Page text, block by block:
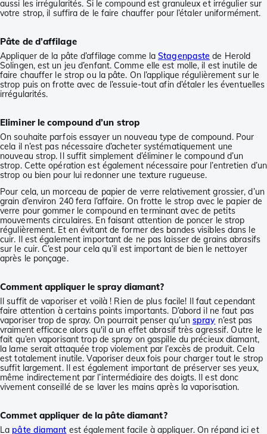
aussi les irrégularités. Si le compound est granuleux et irrégulier sur
votre strop, il suffira de le faire chauffer pour l’étaler uniformément.
Pâte de d’affilage
Appliquer de la pâte d’affilage comme laStagenpaste de Herold
Solingen, est un jeu d’enfant. Comme elle est molle, il est inutile de
faire chauffer le strop ou la pâte. On l’applique régulièrement sur le
strop puis on frotte avec de l’essuie-tout afin d’étaler les éventuelles
irrégularités.
Eliminer le compound d’un strop
On souhaite parfois essayer un nouveau type de compound. Pour
cela il n’est pas nécessaire d’acheter systématiquement une
nouveau strop. Il suffit simplement d’éliminer le compound d’un
strop. Cette opération est également nécessaire pour l’entretien d’un
strop ou bien pour lui redonner une texture rugueuse.
Pour cela, un morceau de papier de verre relativement grossier, d’un
grain d’environ 240 fera l’affaire. On frotte le strop avec le papier de
verre pour gommer le compound en terminant avec de petits
mouvements circulaires. En faisant attention de poncer le strop
régulièrement. Et en évitant de former des bandes visibles dans le
cuir. Il est également important de ne pas laisser de grains abrasifs
sur le cuir. C’est pour cela qu’il est important de bien le nettoyer
après le ponçage.
Comment appliquer le spray diamant?
Il suffit de vaporiser et voilà ! Rien de plus facile! Il faut cependant
faire attention à certains points importants. D’abord il ne faut pas
vaporiser trop de spray. On pourrait penser qu’unspray n’est pas
vraiment efficace alors qu'il a un effet abrasif très agressif. Outre le
fait qu’en vaporisant trop de spray on gaspille du précieux diamant,
la lame serait attaquée trop violement par l’excès de produit. Cela
est totalement inutile. Vaporiser deux fois pour charger tout le strop
suffit largement. Il est également important de préserver ses yeux,
même indirectement par l’intermédiaire des doigts. Il est donc
vivement conseillé de se laver les mains après la vaporisation.
Commet appliquer de la pâte diamant?
La pâte diamant est également facile à appliquer. On répand ici et